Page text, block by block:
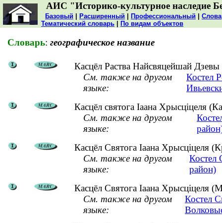
АИС "Историко-культурное наследие
Базовый Расширенный Профессиональный
Тематический словарь
По видам объектов
Словарь: географическое название
Касцёл Раства Найсвяцейшай
См. также на другом
языке:
Костел
Касцёл святога Іаана Хрысціцеля
См. также на другом
языке:
Касцёл Святога Іаана Хрысціцеля
См. также на другом
языке:
Костел
район)
Касцёл Святога Іаана Хрысціцеля
См. также на другом
языке:
Костел